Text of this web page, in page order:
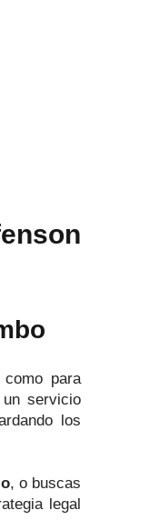
para
un servicio
los
, o buscas
legal